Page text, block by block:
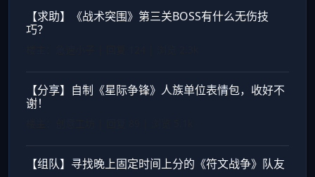
【求助】《战术突围》第三关BOSS有什么无伤技
巧？
【分享】自制《星际争锋》人族单位表情包，收好不
谢！
【组队】寻找晚上固定时间上分的《符文战争》队友